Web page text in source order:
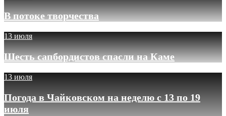
В потоке творчества
13 июля
Шесть сапбордистов спасли на Каме
13 июля
Погода в Чайковском на неделю с 13 по 19
июля